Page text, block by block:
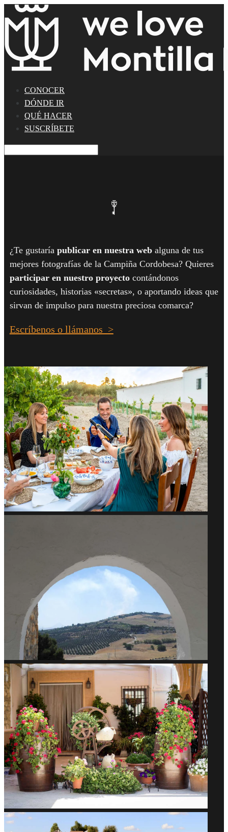
CONOCER
DÓNDE IR
QUÉ HACER
SUSCRÍBETE
¿Te gustaría publicar en nuestra webalguna de tus
mejores fotografías de la Campiña Cordobesa? Quieres
participar en nuestro proyectocontándonos
curiosidades, historias «secretas», o aportando ideas que
sirvan de impulso para nuestra preciosa comarca?
Escríbenos o llámanos >